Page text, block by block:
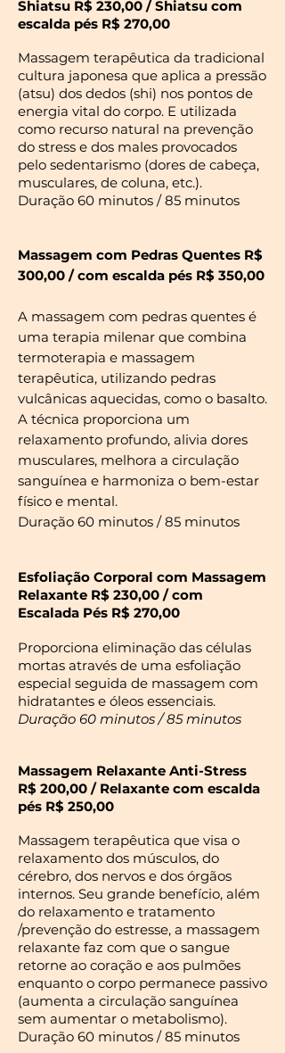
Shiatsu R$ 230,00 / Shiatsu com
escalda pés R$ 270,00
Massagem terapêutica da tradicional
cultura japonesa que aplica a pressão
(atsu) dos dedos (shi) nos pontos de
energia vital do corpo. E utilizada
como recurso natural na prevenção
do stress e dos males provocados
pelo sedentarismo (dores de cabeça,
musculares, de coluna, etc.).
Duração 60 minutos / 85 minutos
Massagem com Pedras Quentes R$
300,00 / com escalda pés R$ 350,00
A massagem com pedras quentes é
uma terapia milenar que combina
termoterapia e massagem
terapêutica, utilizando pedras
vulcânicas aquecidas, como o basalto.
A técnica proporciona um
relaxamento profundo, alivia dores
musculares, melhora a circulação
sanguínea e harmoniza o bem-estar
físico e mental.
Duração 60 minutos / 85 minutos
Esfoliação Corporal com Massagem
Relaxante R$ 230,00 / com
Escalada Pés R$ 270,00
Proporciona eliminação das células
mortas através de uma esfoliação
especial seguida de massagem com
hidratantes e óleos essenciais.
Duração 60 minutos / 85 minutos
Massagem Relaxante Anti-Stress
R$ 200,00 / Relaxante com escalda
pés R$ 250,00
Massagem terapêutica que visa o
relaxamento dos músculos, do
cérebro, dos nervos e dos órgãos
internos. Seu grande benefício, além
do relaxamento e tratamento
/prevenção do estresse, a massagem
relaxante faz com que o sangue
retorne ao coração e aos pulmões
enquanto o corpo permanece passivo
(aumenta a circulação sanguínea
sem aumentar o metabolismo).
Duração 60 minutos / 85 minutos